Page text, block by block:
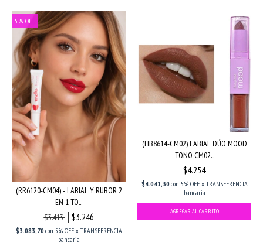
5 % OFF
(RR6120-CM04) - LABIAL Y RUBOR 2
EN 1 TO...
$3.413
$3.246
$3.083,70con 5% OFF x TRANSFERENCIA
bancaria
(HB8614-CM02) LABIAL DÚO MOOD
TONO CM02...
$4.254
$4.041,30con 5% OFF x TRANSFERENCIA
bancaria